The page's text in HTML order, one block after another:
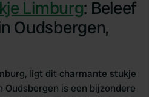
Limburg: Beleef
Oudsbergen,
ligt dit charmante stukje
Oudsbergen is een bijzondere